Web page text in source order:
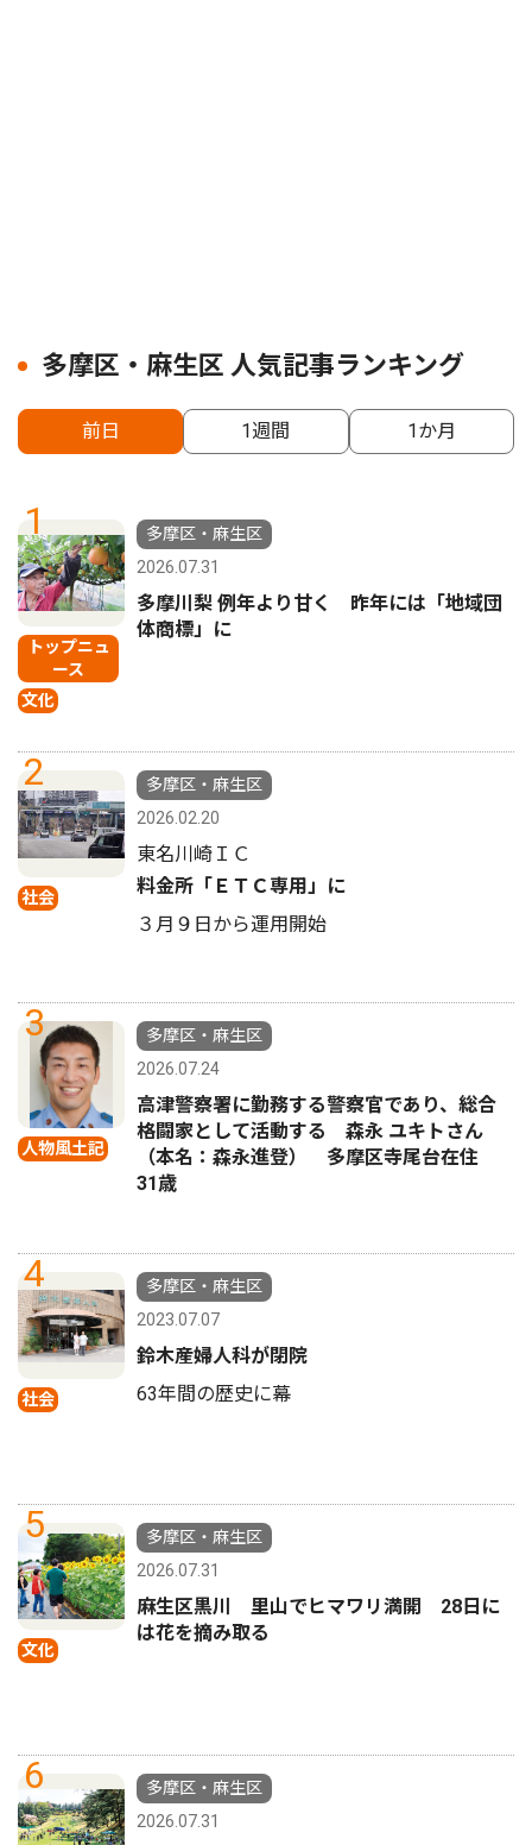
多摩区・麻生区 人気記事ランキング
前日 1週間 1か月
1
トップニュ
ース
文化
多摩区・麻生区
2026.07.31
多摩川梨 例年より甘く 昨年には「地域団
体商標」に
2
社会
多摩区・麻生区
2026.02.20
東名川崎ＩＣ
料金所「ＥＴＣ専用」に
３月９日から運用開始
3
人物風土記
多摩区・麻生区
2026.07.24
高津警察署に勤務する警察官であり、総合
格闘家として活動する 森永 ユキトさん
（本名：森永進登） 多摩区寺尾台在住
31歳
4
社会
多摩区・麻生区
2023.07.07
鈴木産婦人科が閉院
63年間の歴史に幕
5
文化
多摩区・麻生区
2026.07.31
麻生区黒川 里山でヒマワリ満開 28日に
は花を摘み取る
6
多摩区・麻生区
2026.07.31